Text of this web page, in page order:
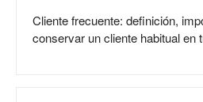
Cliente frecuente: definición,
conservar un cliente habitual en